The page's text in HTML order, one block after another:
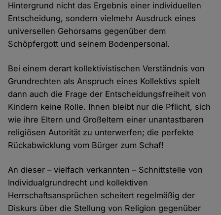
Hintergrund nicht das Ergebnis einer individuellen
Entscheidung, sondern vielmehr Ausdruck eines
universellen Gehorsams gegenüber dem
Schöpfergott und seinem Bodenpersonal.
Bei einem derart kollektivistischen Verständnis von
Grundrechten als Anspruch eines Kollektivs spielt
dann auch die Frage der Entscheidungsfreiheit von
Kindern keine Rolle. Ihnen bleibt nur die Pflicht, sich
wie ihre Eltern und Großeltern einer unantastbaren
religiösen Autorität zu unterwerfen; die perfekte
Rückabwicklung vom Bürger zum Schaf!
An dieser – vielfach verkannten – Schnittstelle von
Individualgrundrecht und kollektiven
Herrschaftsansprüchen scheitert regelmäßig der
Diskurs über die Stellung von Religion gegenüber